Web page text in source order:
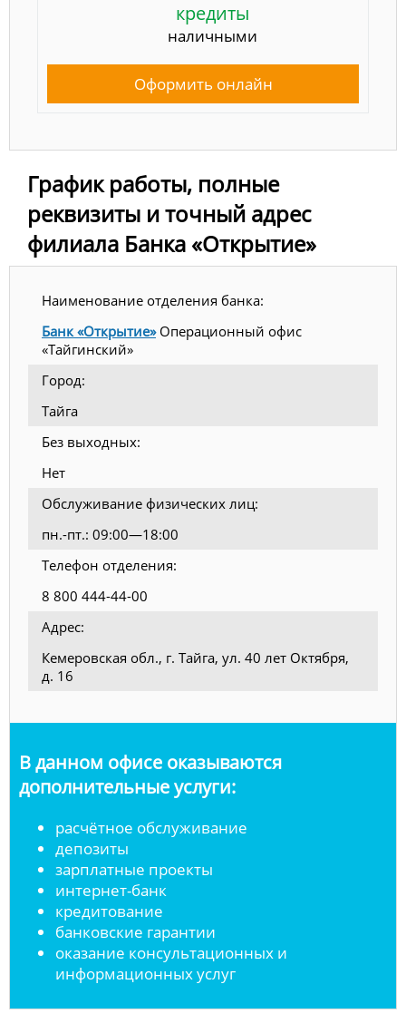
кредиты
наличными
Оформить онлайн
График работы, полные
реквизиты и точный адрес
филиала Банка «Открытие»
Наименование отделения банка:
Банк «Открытие»Операционный офис
«Тайгинский»
Город:
Тайга
Без выходных:
Нет
Обслуживание физических лиц:
пн.-пт.: 09:00—18:00
Телефон отделения:
8 800 444-44-00
Адрес:
Кемеровская обл., г. Тайга, ул. 40 лет Октября,
д. 16
В данном офисе оказываются
дополнительные услуги:
расчётное обслуживание
депозиты
зарплатные проекты
интернет-банк
кредитование
банковские гарантии
оказание консультационных и
информационных услуг